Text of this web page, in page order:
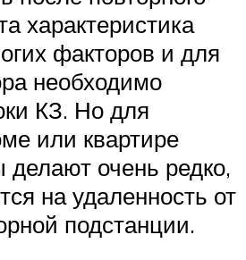
характеристика
факторов и для
необходимо
КЗ. Но для
или квартире
делают очень редко,
на удаленность от
подстанции.